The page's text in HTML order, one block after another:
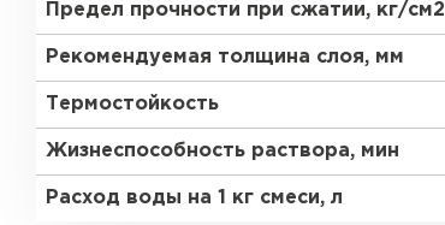
Предел прочности при сжатии, кг/см2
Рекомендуемая толщина слоя, мм
Термостойкость
Жизнеспособность раствора, мин
Расход воды на 1 кг смеси, л